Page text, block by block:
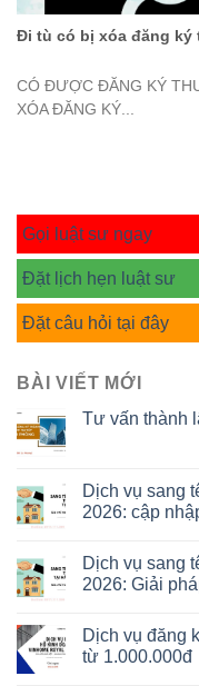
Đi tù có bị xóa đăng
CÓ ĐƯỢC ĐĂNG KÝ
XÓA ĐĂNG KÝ...
Gọi luật sư ngay
Đặt lịch hẹn luật sư
Đặt câu hỏi tại đây
BÀI VIẾT MỚI
Tư vấn thành
Dịch vụ sang
2026: cập
Dịch vụ sang
2026: Giải
Dịch vụ đăng
từ 1.000.000đ